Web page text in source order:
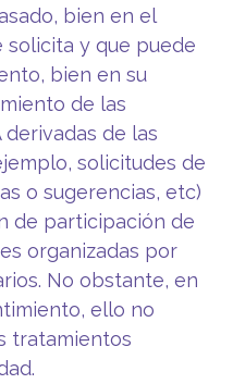
bien en el
y que puede
bien en su
de las
derivadas de las
solicitudes de
o sugerencias, etc)
de participación de
organizadas por
No obstante, en
ello no
tratamientos